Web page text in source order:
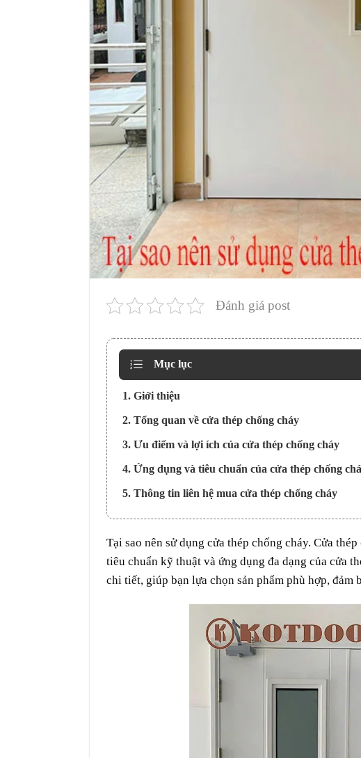
Đánh giá post
Mục lục
1. Giới thiệu
2. Tổng quan về cửa thép chống cháy
3. Ưu điểm và lợi ích của cửa thép chống cháy
4. Ứng dụng và tiêu chuẩn của cửa thép chống
5. Thông tin liên hệ mua cửa thép chống cháy
Tại sao nên sử dụng cửa thép chống cháy. Cửa
tiêu chuẩn kỹ thuật và ứng dụng đa dạng của cửa
chi tiết, giúp bạn lựa chọn sản phẩm phù hợp,